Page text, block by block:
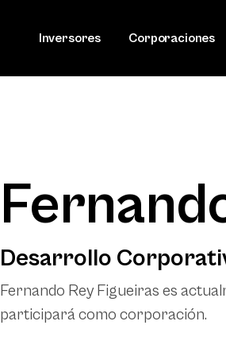
Inversores Corporaciones
Desarrollo
Fernando Rey Figueiras es
participará como corporación.